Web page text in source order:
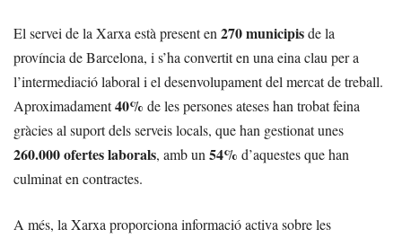
El servei de la Xarxa està present en 270 municipisde la
província de Barcelona, i s’ha convertit en una eina clau per a
l’intermediació laboral i el desenvolupament del mercat de treball.
Aproximadament40% de les persones ateses han trobat feina
gràcies al suport dels serveis locals, que han gestionat unes
260.000 ofertes laborals, amb un 54% d’aquestes que han
culminat en contractes.
A més, la Xarxa proporciona informació activa sobre les